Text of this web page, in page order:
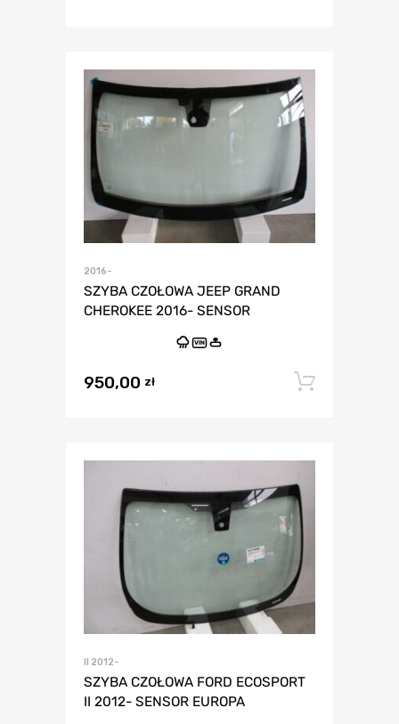
2016-
SZYBA CZOŁOWA JEEP GRAND
CHEROKEE 2016- SENSOR
VIN
950,00 zł
II 2012-
SZYBA CZOŁOWA FORD ECOSPORT
II 2012- SENSOR EUROPA